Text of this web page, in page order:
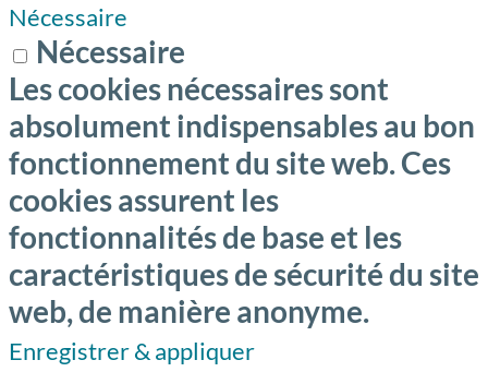
Nécessaire
Nécessaire
Les cookies nécessaires sont
absolument indispensables au bon
fonctionnement du site web. Ces
cookies assurent les
fonctionnalités de base et les
caractéristiques de sécurité du site
web, de manière anonyme.
Enregistrer & appliquer